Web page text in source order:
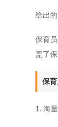
给出
保育
盖了
保
1. 海